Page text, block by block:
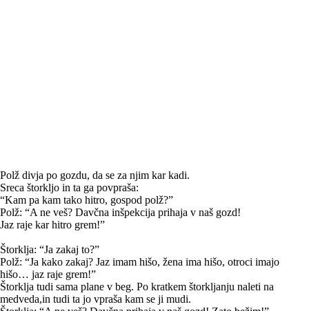
Polž divja po gozdu, da se za njim kar kadi.
Sreca štorkljo in ta ga povpraša:
“Kam pa kam tako hitro, gospod polž?”
Polž: “A ne veš? Davčna inšpekcija prihaja v naš gozd!
Jaz raje kar hitro grem!”
Štorklja: “Ja zakaj to?”
Polž: “Ja kako zakaj? Jaz imam hišo, žena ima hišo, otroci imajo
hišo… jaz raje grem!”
Štorklja tudi sama plane v beg. Po kratkem štorkljanju naleti na
medveda,in tudi ta jo vpraša kam se ji mudi.